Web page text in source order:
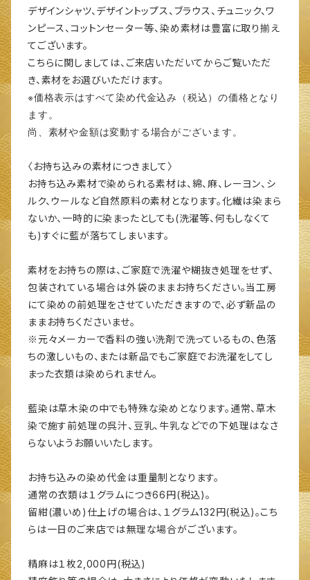
デザインシャツ、デザイントップス、ブラウス、チュニック、ワ
ンピース、コットンセーター等、染め素材は豊富に取り揃え
てございます。
こちらに関しましては、ご来店いただいてからご覧いただ
き、素材をお選びいただけます。
※価格表示はすべて染め代金込み（税込）の価格となり
ます。
尚、素材や金額は変動する場合がございます。
〈お持ち込みの素材につきまして〉
お持ち込み素材で染められる素材は、綿、麻、レーヨン、シ
ルク、ウールなど自然原料の素材となります。化繊は染まら
ないか、一時的に染まったとしても(洗濯等、何もしなくて
も)すぐに藍が落ちてしまいます。
素材をお持ちの際は、ご家庭で洗濯や糊抜き処理をせず、
包装されている場合は外袋のままお持ちください。当工房
にて染めの前処理をさせていただきますので、必ず新品の
ままお持ちくださいませ。
※元々メーカーで香料の強い洗剤で洗っているもの、色落
ちの激しいもの、または新品でもご家庭でお洗濯をしてし
まった衣類は染められません。
藍染は草木染の中でも特殊な染めとなります。通常、草木
染で施す前処理の呉汁、豆乳、牛乳などでの下処理はなさ
らないようお願いいたします。
お持ち込みの染め代金は重量制となります。
通常の衣類は１グラムにつき66円(税込)。
留紺(濃いめ)仕上げの場合は、１グラム132円(税込)。こち
らは一日のご来店では無理な場合がございます。
精麻は１枚2,000円(税込)